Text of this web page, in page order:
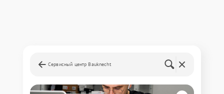
Сервисный центр Bauknecht